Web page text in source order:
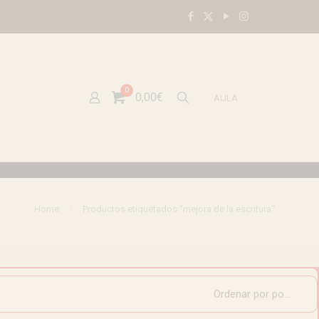
0
0,00€ AULA
Home Productos etiquetados “mejora de la escritura”